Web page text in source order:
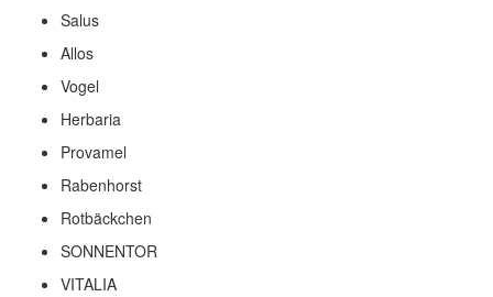
Salus
Allos
Vogel
Herbaria
Provamel
Rabenhorst
Rotbäckchen
SONNENTOR
VITALIA